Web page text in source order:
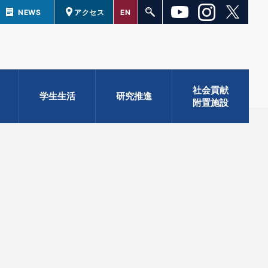
NEWS アクセス EN
学生生活 研究推進
社会貢献
附置施設